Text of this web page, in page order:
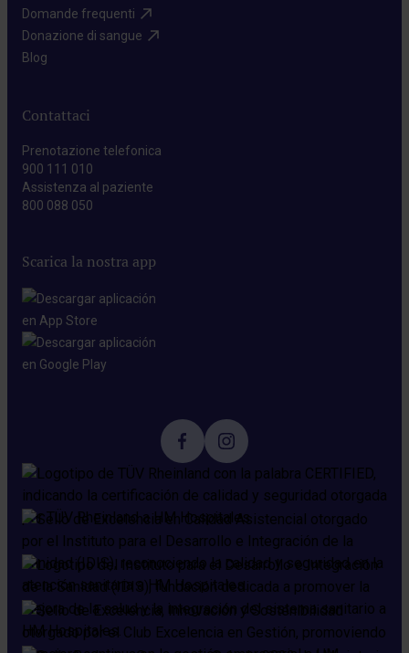
Domande frequenti​
Donazione di sangue​
Blog​
Contattaci
Prenotazione telefonica
900 111 010
Assistenza al paziente
800 088 050
Scarica la nostra app